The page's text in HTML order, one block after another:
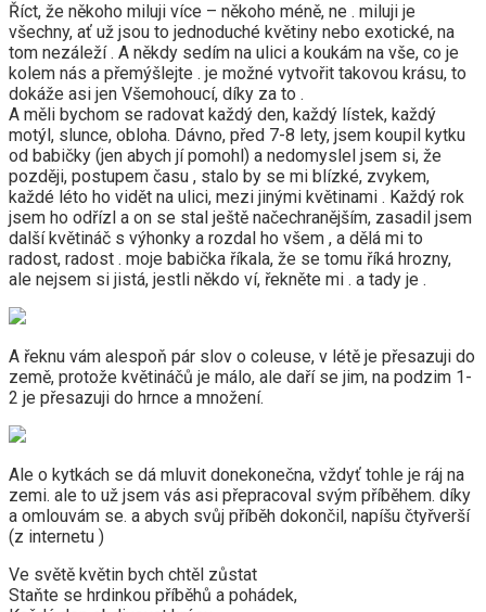
Říct, že někoho miluji více – někoho méně, ne . miluji je
všechny, ať už jsou to jednoduché květiny nebo exotické, na
tom nezáleží . A někdy sedím na ulici a koukám na vše, co je
kolem nás a přemýšlejte . je možné vytvořit takovou krásu, to
dokáže asi jen Všemohoucí, díky za to .
A měli bychom se radovat každý den, každý lístek, každý
motýl, slunce, obloha. Dávno, před 7-8 lety, jsem koupil kytku
od babičky (jen abych jí pomohl) a nedomyslel jsem si, že
později, postupem času , stalo by se mi blízké, zvykem,
každé léto ho vidět na ulici, mezi jinými květinami . Každý rok
jsem ho odřízl a on se stal ještě načechranějším, zasadil jsem
další květináč s výhonky a rozdal ho všem , a dělá mi to
radost, radost . moje babička říkala, že se tomu říká hrozny,
ale nejsem si jistá, jestli někdo ví, řekněte mi . a tady je .
A řeknu vám alespoň pár slov o coleuse, v létě je přesazuji do
země, protože květináčů je málo, ale daří se jim, na podzim 1-
2 je přesazuji do hrnce a množení.
Ale o kytkách se dá mluvit donekonečna, vždyť tohle je ráj na
zemi. ale to už jsem vás asi přepracoval svým příběhem. díky
a omlouvám se. a abych svůj příběh dokončil, napíšu čtyřverší
(z internetu )
Ve světě květin bych chtěl zůstat
Staňte se hrdinkou příběhů a pohádek,